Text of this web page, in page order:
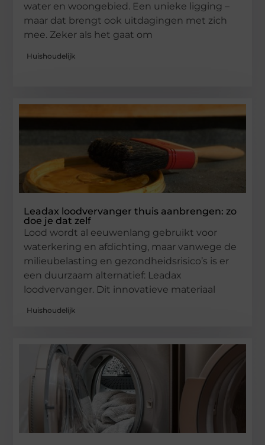
water en woongebied. Een unieke ligging –
maar dat brengt ook uitdagingen met zich
mee. Zeker als het gaat om
Huishoudelijk
Leadax loodvervanger thuis aanbrengen: zo
doe je dat zelf
Lood wordt al eeuwenlang gebruikt voor
waterkering en afdichting, maar vanwege de
milieubelasting en gezondheidsrisico’s is er
een duurzaam alternatief: Leadax
loodvervanger. Dit innovatieve materiaal
Huishoudelijk